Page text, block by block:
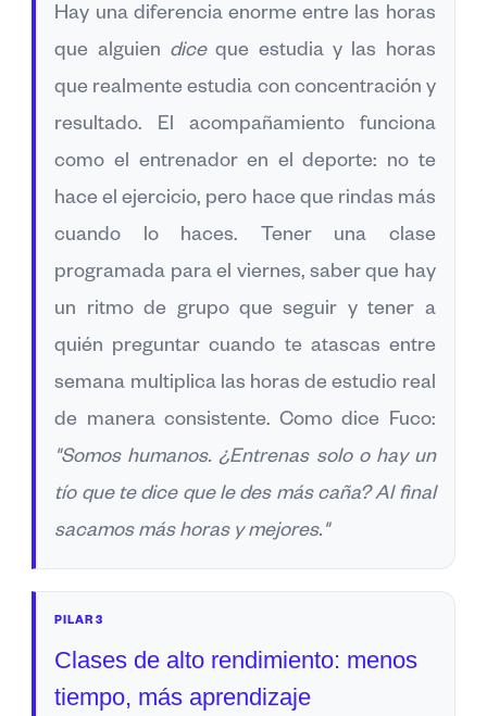
Hay una diferencia enorme entre las horas
que alguien diceque estudia y las horas
que realmente estudia con concentración y
resultado. El acompañamiento funciona
como el entrenador en el deporte: no te
hace el ejercicio, pero hace que rindas más
cuando lo haces. Tener una clase
programada para el viernes, saber que hay
un ritmo de grupo que seguir y tener a
quién preguntar cuando te atascas entre
semana multiplica las horas de estudio real
de manera consistente. Como dice Fuco:
"Somos humanos. ¿Entrenas solo o hay un
tío que te dice que le des más caña? Al final
sacamos más horas y mejores."
PILAR 3
Clases de alto rendimiento: menos
tiempo, más aprendizaje